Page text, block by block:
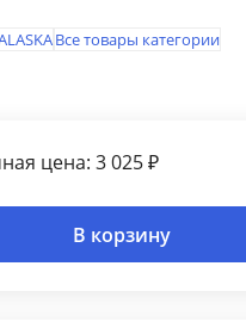
Все товары категории
цена: 3 025 ₽
В корзину